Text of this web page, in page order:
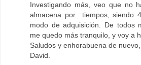
Investigando más, veo que no
almacena por tiempos, siendo
modo de adquisición. De todos
me quedo más tranquilo, y voy a
Saludos y enhorabuena de nuevo,
David.